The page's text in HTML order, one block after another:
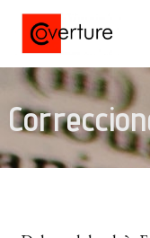
Saltar
al
contenido